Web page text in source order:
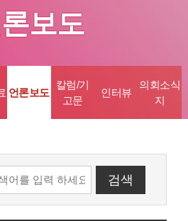
보도
언론보도
칼럼/기
고문
인터뷰
의회소식
지